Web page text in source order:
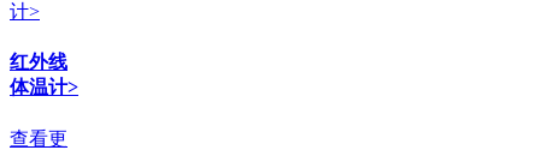
红外线
体温计>
查看更